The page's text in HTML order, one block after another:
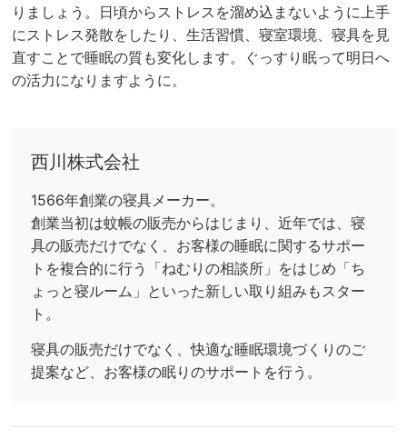
りましょう。日頃からストレスを溜め込まないように上手
にストレス発散をしたり、生活習慣、寝室環境、寝具を見
直すことで睡眠の質も変化します。ぐっすり眠って明日へ
の活力になりますように。
西川株式会社
1566年創業の寝具メーカー。
創業当初は蚊帳の販売からはじまり、近年では、寝
具の販売だけでなく、お客様の睡眠に関するサポー
トを複合的に行う「ねむりの相談所」をはじめ「ち
ょっと寝ルーム」といった新しい取り組みもスター
ト。
寝具の販売だけでなく、快適な睡眠環境づくりのご
提案など、お客様の眠りのサポートを行う。